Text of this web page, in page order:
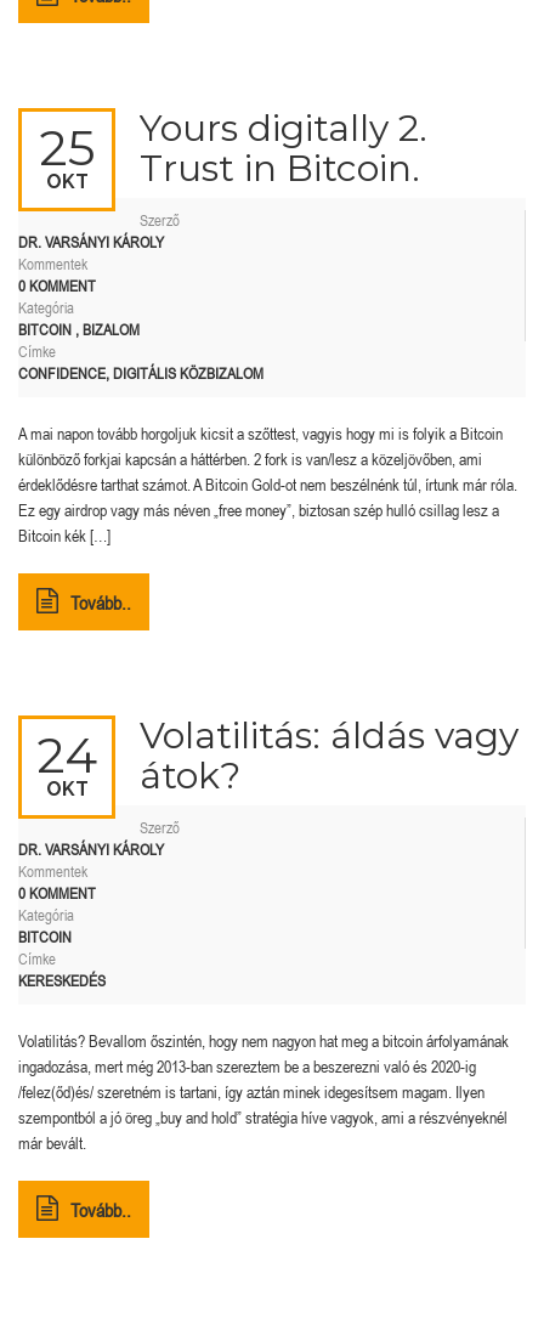
25
OKT
Yours digitally 2.
Trust in Bitcoin.
Szerző
DR. VARSÁNYI KÁROLY
Kommentek
0 KOMMENT
Kategória
BITCOIN , BIZALOM
Címke
CONFIDENCE, DIGITÁLIS KÖZBIZALOM
A mai napon tovább horgoljuk kicsit a szőttest, vagyis hogy mi is folyik a Bitcoin
különböző forkjai kapcsán a háttérben. 2 fork is van/lesz a közeljövőben, ami
érdeklődésre tarthat számot. A Bitcoin Gold-ot nem beszélnénk túl, írtunk már róla.
Ez egy airdrop vagy más néven „free money”, biztosan szép hulló csillag lesz a
Bitcoin kék […]
Tovább..
24
OKT
Volatilitás: áldás vagy
átok?
Szerző
DR. VARSÁNYI KÁROLY
Kommentek
0 KOMMENT
Kategória
BITCOIN
Címke
KERESKEDÉS
Volatilitás? Bevallom őszintén, hogy nem nagyon hat meg a bitcoin árfolyamának
ingadozása, mert még 2013-ban szereztem be a beszerezni való és 2020-ig
/felez(őd)és/ szeretném is tartani, így aztán minek idegesítsem magam. Ilyen
szempontból a jó öreg „buy and hold” stratégia híve vagyok, ami a részvényeknél
már bevált.
Tovább..